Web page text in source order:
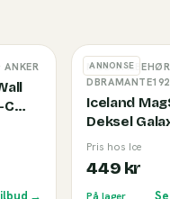
ANKER
C
→
ANNONSE
MOBILTILBEHØR
Iceland
Deksel
Ultra
Pris hos Ice
449 kr
På lager